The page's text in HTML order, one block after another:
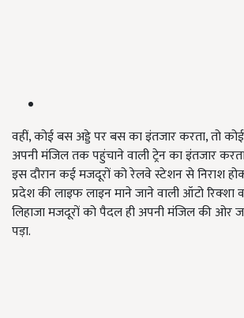
वहीं, कोई बस अड्डे पर बस का इंतजार करता, तो
अपनी मंजिल तक पहुंचाने वाली ट्रेन का इंतजार
इस दौरान कई मजदूरों को रेलवे स्टेशन से निराश
प्रदेश की लाइफ लाइन माने जाने वाली ऑटो रिक्शा
लिहाजा मजदूरों को पैदल ही अपनी मंजिल की ओर
पड़ा.